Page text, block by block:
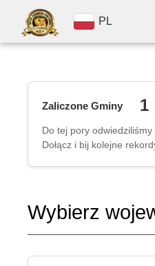
PL
Zaliczone Gminy 1
Do tej pory
Dołącz i bij kolejne
Wybierz